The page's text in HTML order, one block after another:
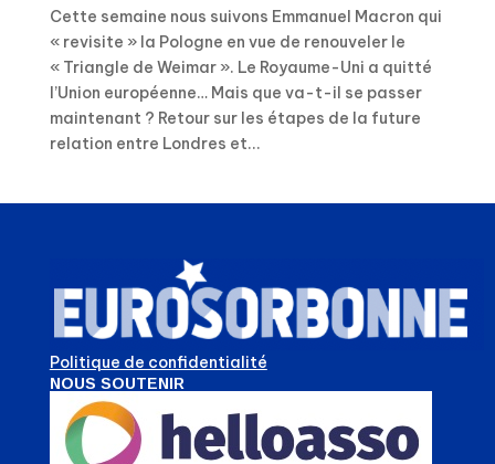
Cette semaine nous suivons Emmanuel Macron qui
« revisite » la Pologne en vue de renouveler le
« Triangle de Weimar ». Le Royaume-Uni a quitté
l’Union européenne… Mais que va-t-il se passer
maintenant ? Retour sur les étapes de la future
relation entre Londres et...
Politique de confidentialité
NOUS SOUTENIR